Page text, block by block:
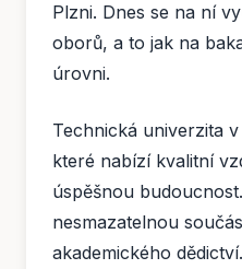
Plzni. Dnes se na ní
oborů, a to jak na
úrovni.
Technická univerzita
které nabízí kvalitní
úspěšnou
nesmazatelnou
akademického dědictví.